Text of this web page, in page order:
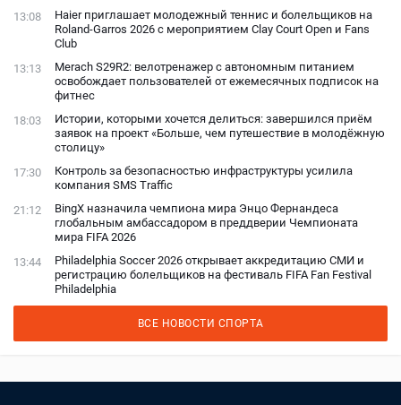
13:08
Haier приглашает молодежный теннис и болельщиков на
Roland-Garros 2026 с мероприятием Clay Court Open и Fans
Club
13:13
Merach S29R2: велотренажер с автономным питанием
освобождает пользователей от ежемесячных подписок на
фитнес
18:03
Истории, которыми хочется делиться: завершился приём
заявок на проект «Больше, чем путешествие в молодёжную
столицу»
17:30
Контроль за безопасностью инфраструктуры усилила
компания SMS Traffic
21:12
BingX назначила чемпиона мира Энцо Фернандеса
глобальным амбассадором в преддверии Чемпионата
мира FIFA 2026
13:44
Philadelphia Soccer 2026 открывает аккредитацию СМИ и
регистрацию болельщиков на фестиваль FIFA Fan Festival
Philadelphia
ВСЕ НОВОСТИ СПОРТА